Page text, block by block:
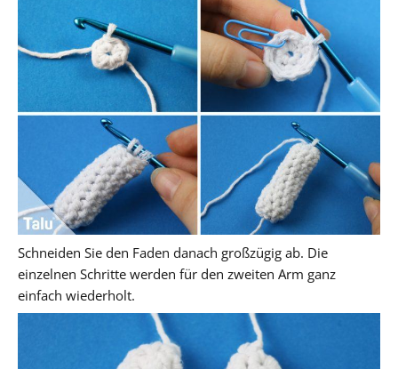
Schneiden Sie den Faden danach großzügig ab. Die
einzelnen Schritte werden für den zweiten Arm ganz
einfach wiederholt.